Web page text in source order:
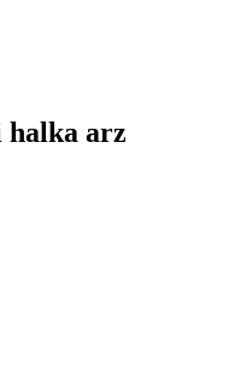
arz